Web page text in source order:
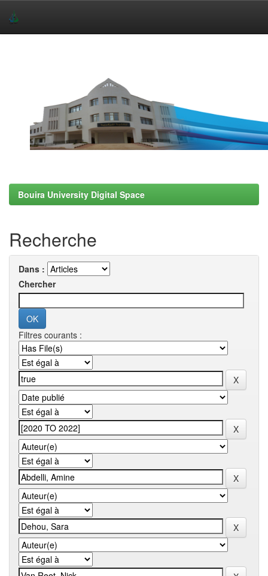
Bouira University Digital Space
Recherche
Dans :
Chercher
Filtres courants :